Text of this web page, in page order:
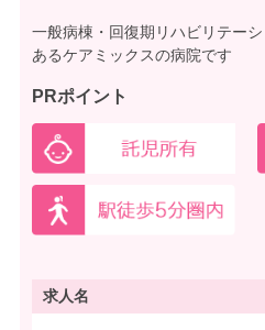
一般病棟・回復期リハビリテー
あるケアミックスの病院です
PRポイント
求人名